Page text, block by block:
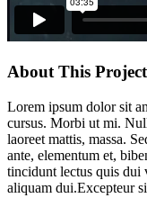
About This Project
Lorem ipsum dolor sit
cursus. Morbi ut mi.
laoreet mattis, massa.
ante, elementum et,
tincidunt lectus quis dui
aliquam dui.Excepteur